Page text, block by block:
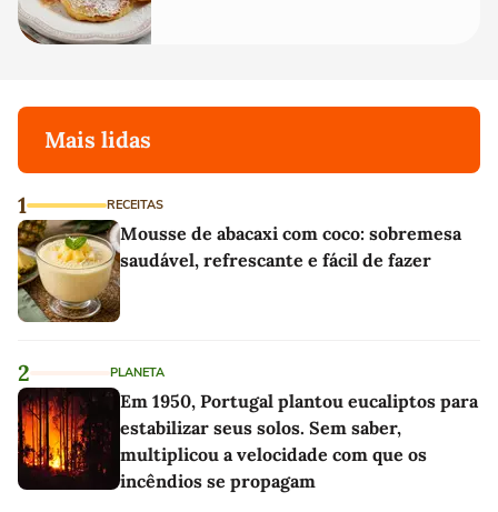
Mais lidas
1 RECEITAS
Mousse de abacaxi com coco: sobremesa
saudável, refrescante e fácil de fazer
2 PLANETA
Em 1950, Portugal plantou eucaliptos para
estabilizar seus solos. Sem saber,
multiplicou a velocidade com que os
incêndios se propagam